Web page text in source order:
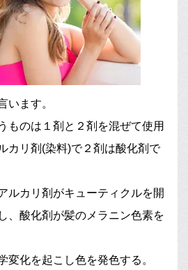
います。
ものは１剤と２剤を混ぜて使用
カリ剤(染料)で２剤は酸化剤で
ルカリ剤がキューティクルを開
、酸化剤が髪のメラニン色素を
変化を起こし色を発色する。